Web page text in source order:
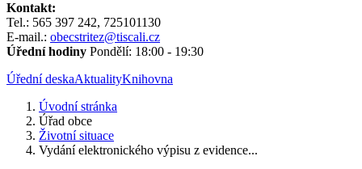
Kontakt:
Tel.: 565 397 242, 725101130
E-mail.: obecstritez@tiscali.cz
Úřední hodiny Pondělí: 18:00 - 19:30
Úřední deskaAktualityKnihovna
Úvodní stránka
Úřad obce
Životní situace
Vydání elektronického výpisu z evidence...